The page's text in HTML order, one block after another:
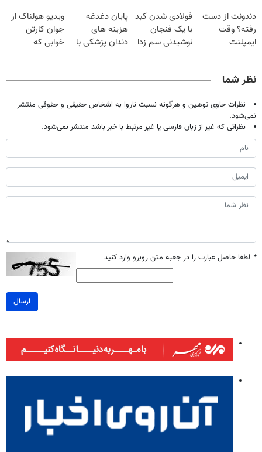
۲۵ میلیون
تومان!!!
الان ثبت نام کن
دندونت از دست
رفته؟ وقت
ایمپلنت
فولادی شدن کبد
با یک فنجان
نوشیدنی سم زدا
پایان دغدغه
هزینه های
دندان پزشکی با
ویدیو هولناک از
جوان کارتن
خوابی که
نظر شما
نظرات حاوی توهین و هرگونه نسبت ناروا به اشخاص حقیقی و حقوقی منتشر
نمی‌شود.
نظراتی که غیر از زبان فارسی یا غیر مرتبط با خبر باشد منتشر نمی‌شود.
* لطفا حاصل عبارت را در جعبه متن روبرو وارد کنید
ارسال